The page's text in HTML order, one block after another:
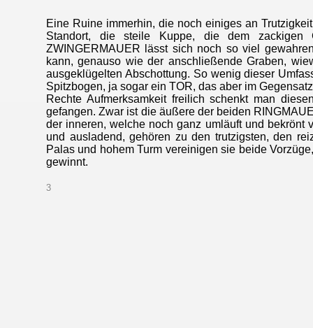
Eine Ruine immerhin, die noch einiges an
Standort, die steile Kuppe, die dem zackigen
ZWINGERMAUER lässt sich noch so viel
kann, genauso wie der anschließende Graben,
ausgeklügelten Abschottung. So wenig dieser
Spitzbogen, ja sogar ein TOR, das aber im
Rechte Aufmerksamkeit freilich schenkt man
gefangen. Zwar ist die äußere der beiden
der inneren, welche noch ganz umläuft und
und ausladend, gehören zu den trutzigsten, den
Palas und hohem Turm vereinigen sie beide
gewinnt.
3